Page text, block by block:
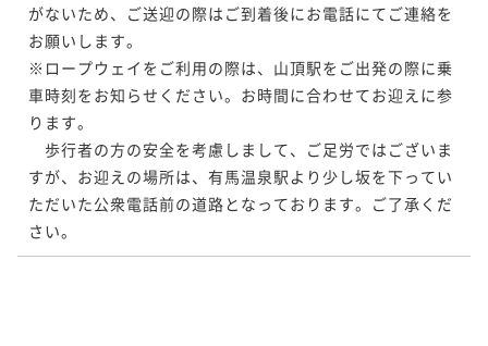
がないため、ご送迎の際はご到着後にお電話にてご連絡を
お願いします。
※ロープウェイをご利用の際は、山頂駅をご出発の際に乗
車時刻をお知らせください。お時間に合わせてお迎えに参
ります。
歩行者の方の安全を考慮しまして、ご足労ではございま
すが、お迎えの場所は、有馬温泉駅より少し坂を下ってい
ただいた公衆電話前の道路となっております。ご了承くだ